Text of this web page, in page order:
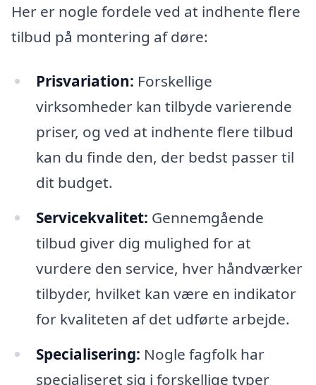
Her er nogle fordele ved at indhente flere
tilbud på montering af døre:
Prisvariation: Forskellige
virksomheder kan tilbyde varierende
priser, og ved at indhente flere tilbud
kan du finde den, der bedst passer til
dit budget.
Servicekvalitet: Gennemgående
tilbud giver dig mulighed for at
vurdere den service, hver håndværker
tilbyder, hvilket kan være en indikator
for kvaliteten af det udførte arbejde.
Specialisering: Nogle fagfolk har
specialiseret sig i forskellige typer